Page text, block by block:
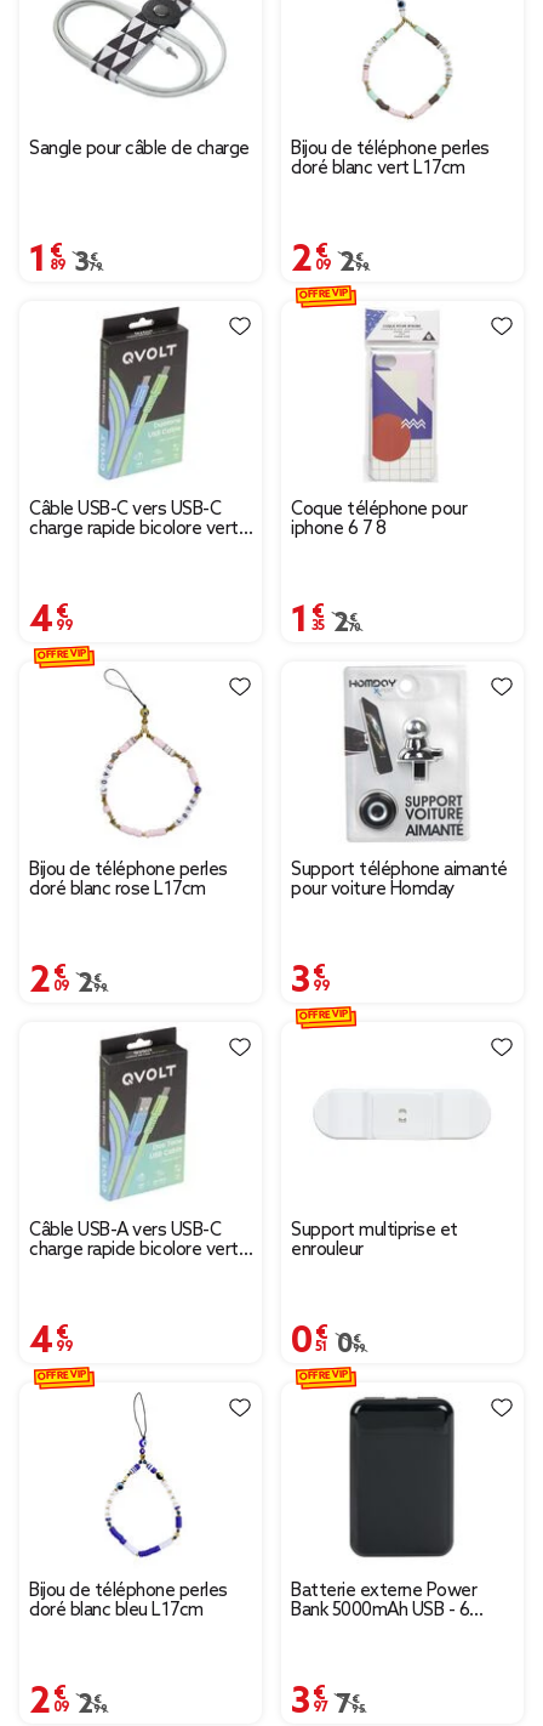
Sangle pour câble de charge
1,89 €
Prix remisé de 3,79 € à 1,89 €
3,79 €
Bijou de téléphone perles
doré blanc vert L17cm
2,09 €
Prix remisé de 2,99 €
2,99 €
Câble USB-C vers USB-C
charge rapide bicolore vert
4,99 €
Coque téléphone pour
iphone 6 7 8
1,35 €
Prix remisé de 2,70 € à
2,70 €
OFFRE VIP
Bijou de téléphone perles
doré blanc rose L17cm
2,09 €
Prix remisé de 2,99 € à 2,09 €
2,99 €
OFFRE VIP
Support téléphone aimanté
pour voiture Homday
3,99 €
Câble USB-A vers USB-C
charge rapide bicolore vert
4,99 €
Support multiprise et
enrouleur
0,51 €
Prix remisé de 0,99 € à
0,99 €
OFFRE VIP
Bijou de téléphone perles
doré blanc bleu L17cm
2,09 €
Prix remisé de 2,99 € à 2,09 €
2,99 €
OFFRE VIP
Batterie externe Power
Bank 5000mAh USB - 6
3,97 €
Prix remisé de 7,95 € à
7,95 €
OFFRE VIP